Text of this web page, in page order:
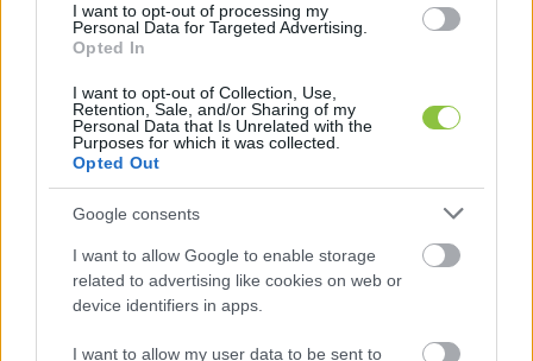
I want to opt-out of processing my
Personal Data for Targeted Advertising.
Opted In
I want to opt-out of Collection, Use,
Retention, Sale, and/or Sharing of my
Personal Data that Is Unrelated with the
Purposes for which it was collected.
Opted Out
Google consents
I want to allow Google to enable storage
related to advertising like cookies on web or
device identifiers in apps.
I want to allow my user data to be sent to
A projekt egyrészt azokat a lehetőségeket
szerette volna kitágítani – az autisták
élménygazdagabb fejlesztése, minél önállóbb
életre való felkészítése érdekében –,
amelyekkel az intézmények nem rendelkeznek,